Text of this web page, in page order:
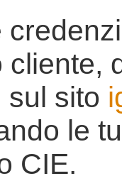
cliente,
sul sito
le
CIE.